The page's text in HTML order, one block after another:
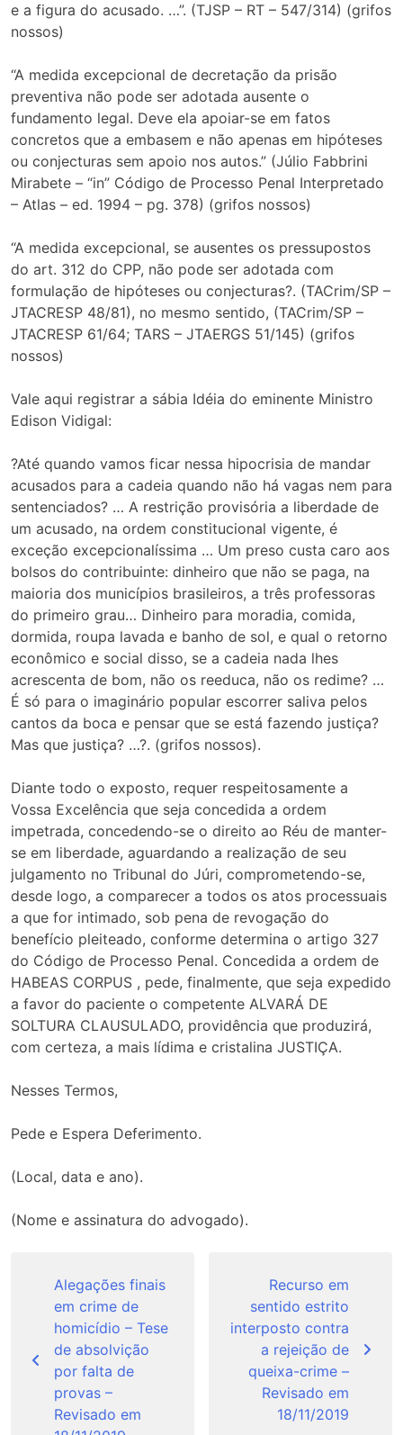
e a figura do acusado. …”. (TJSP – RT – 547/314) (grifos
nossos)
“A medida excepcional de decretação da prisão
preventiva não pode ser adotada ausente o
fundamento legal. Deve ela apoiar-se em fatos
concretos que a embasem e não apenas em hipóteses
ou conjecturas sem apoio nos autos.” (Júlio Fabbrini
Mirabete – “in” Código de Processo Penal Interpretado
– Atlas – ed. 1994 – pg. 378) (grifos nossos)
“A medida excepcional, se ausentes os pressupostos
do art. 312 do CPP, não pode ser adotada com
formulação de hipóteses ou conjecturas?. (TACrim/SP –
JTACRESP 48/81), no mesmo sentido, (TACrim/SP –
JTACRESP 61/64; TARS – JTAERGS 51/145) (grifos
nossos)
Vale aqui registrar a sábia Idéia do eminente Ministro
Edison Vidigal:
?Até quando vamos ficar nessa hipocrisia de mandar
acusados para a cadeia quando não há vagas nem para
sentenciados? … A restrição provisória a liberdade de
um acusado, na ordem constitucional vigente, é
exceção excepcionalíssima … Um preso custa caro aos
bolsos do contribuinte: dinheiro que não se paga, na
maioria dos municípios brasileiros, a três professoras
do primeiro grau… Dinheiro para moradia, comida,
dormida, roupa lavada e banho de sol, e qual o retorno
econômico e social disso, se a cadeia nada lhes
acrescenta de bom, não os reeduca, não os redime? …
É só para o imaginário popular escorrer saliva pelos
cantos da boca e pensar que se está fazendo justiça?
Mas que justiça? …?. (grifos nossos).
Diante todo o exposto, requer respeitosamente a
Vossa Excelência que seja concedida a ordem
impetrada, concedendo-se o direito ao Réu de manter-
se em liberdade, aguardando a realização de seu
julgamento no Tribunal do Júri, comprometendo-se,
desde logo, a comparecer a todos os atos processuais
a que for intimado, sob pena de revogação do
benefício pleiteado, conforme determina o artigo 327
do Código de Processo Penal. Concedida a ordem de
HABEAS CORPUS , pede, finalmente, que seja expedido
a favor do paciente o competente ALVARÁ DE
SOLTURA CLAUSULADO, providência que produzirá,
com certeza, a mais lídima e cristalina JUSTIÇA.
Nesses Termos,
Pede e Espera Deferimento.
(Local, data e ano).
(Nome e assinatura do advogado).
Post
Alegações finais
em crime de
homicídio – Tese
de absolvição
por falta de
provas –
Revisado em
Recurso em
sentido estrito
interposto contra
a rejeição de
queixa-crime –
Revisado em
18/11/2019